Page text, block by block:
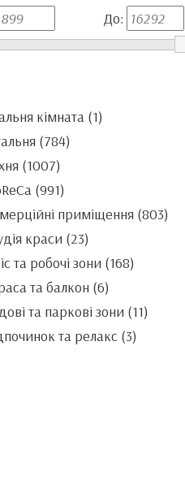
До:
кімната (1)
(784)
(1007)
(991)
приміщення (803)
краси (23)
та робочі зони (168)
та балкон (6)
та паркові зони (11)
та релакс (3)